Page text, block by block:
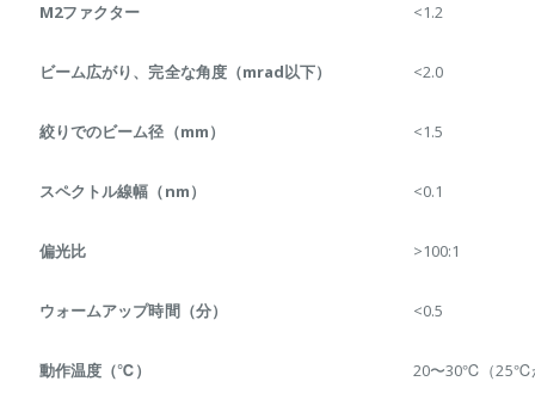
M2ファクター <1.2
ビーム広がり、完全な角度（mrad以下） <2.0
絞りでのビーム径（mm） <1.5
スペクトル線幅（nm） <0.1
偏光比 >100:1
ウォームアップ時間（分） <0.5
動作温度（℃） 20〜30℃（25℃